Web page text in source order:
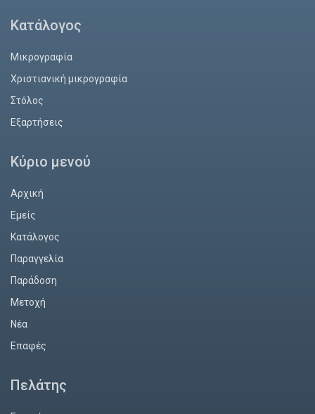
Κατάλογος
Μικρογραφία
Χριστιανική μικρογραφία
Στόλος
Εξαρτήσεις
Κύριο μενού
Αρχική
Εμείς
Κατάλογος
Παραγγελία
Παράδοση
Mετοχή
Νέα
Επαφές
Πελάτης